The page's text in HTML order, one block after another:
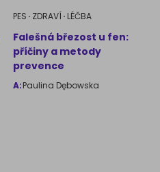
PES ZDRAVÍ LÉČBA
Falešná březost u fen:
příčiny a metody
prevence
A:Paulina Dębowska